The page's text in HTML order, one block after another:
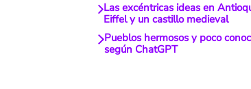
Las excéntricas ideas en
Eiffel y un castillo medieval
Pueblos hermosos y poco
según ChatGPT